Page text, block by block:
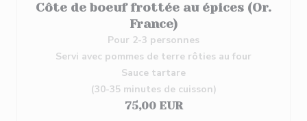
Côte de boeuf frottée au épices (Or.
France)
Pour 2-3 personnes
Servi avec pommes de terre rôties au four
Sauce tartare
(30-35 minutes de cuisson)
75,00 EUR